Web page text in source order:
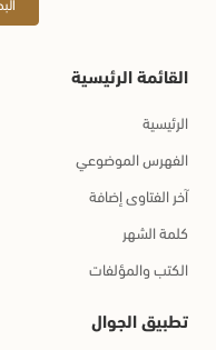
القائمة الرئيسية
الرئيسية
الفهرس الموضوعي
آخر الفتاوى إضافة
كلمة الشهر
الكتب والمؤلفات
تطبيق الجوال